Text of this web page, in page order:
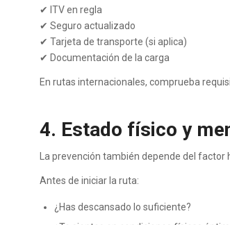
✔ ITV en regla
✔ Seguro actualizado
✔ Tarjeta de transporte (si aplica)
✔ Documentación de la carga
En rutas internacionales, comprueba
4. Estado físico y
La prevención también depende del factor
Antes de iniciar la ruta:
¿Has descansado lo suficiente?